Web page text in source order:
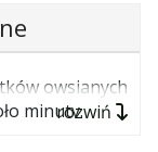
owsianych
minuty.rozwiń